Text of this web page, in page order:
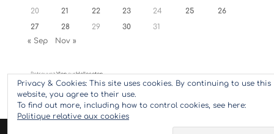
20
21 22 23 24 25
26
27
28 29 30
31
« Sep
Nov »
RetrouvezYlansurHellocoton
Privacy & Cookies: This site uses cookies. By continuing to use this
website, you agree to their use.
To find out more, including how to control cookies, see here:
Politique relative aux cookies